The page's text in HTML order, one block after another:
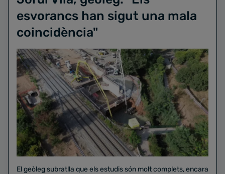
esvorancs han sigut una mala
coincidència"
El geòleg subratlla que els estudis són molt complets, encara